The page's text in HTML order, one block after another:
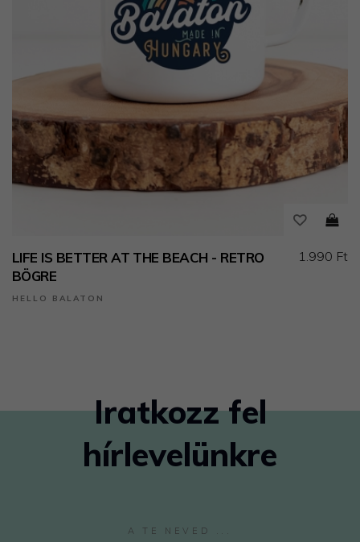
LIFE IS BETTER AT THE BEACH - RETRO
BÖGRE
HELLO BALATON
1.990 Ft
Iratkozz fel
hírlevelünkre